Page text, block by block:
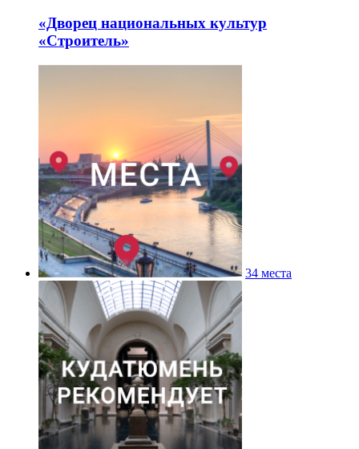
«Дворец национальных культур
«Строитель»
34 места